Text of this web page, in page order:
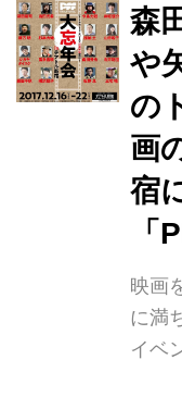
時、
か
観る
と「
での
のも
を迎
のス
ホ...
森
や
の
画
宿
「
映画
に満
イベ